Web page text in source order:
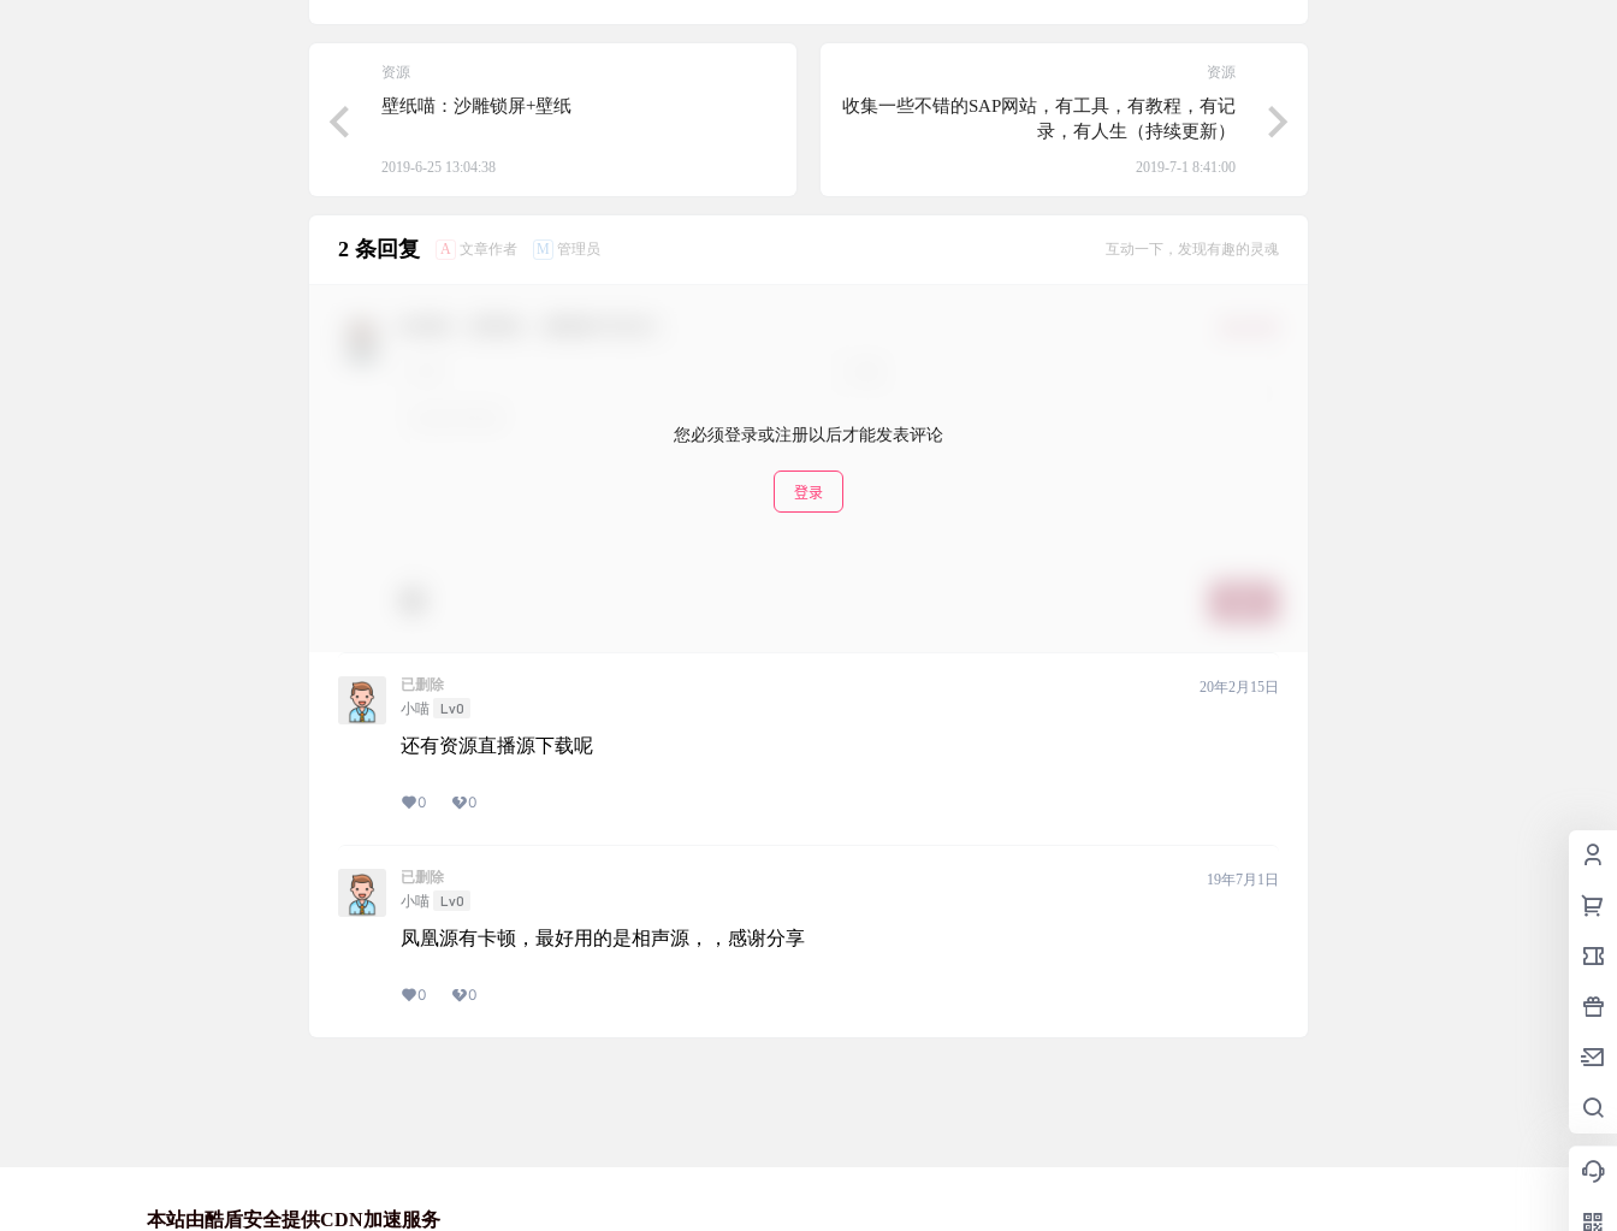
资源
壁纸喵：沙雕锁屏+壁纸
2019-6-25 13:04:38
资源
收集一些不错的SAP网站，有工具，有教程，有记
录，有人生（持续更新）
2019-7-1 8:41:00
2 条回复 A 文章作者 M 管理员 互动一下，发现有趣的灵魂
您必须登录或注册以后才能发表评论
登录
已删除
小喵
Lv0
20年2月15日
还有资源直播源下载呢
0 0
已删除
小喵
Lv0
19年7月1日
凤凰源有卡顿，最好用的是相声源，，感谢分享
0 0
本站由酷盾安全提供CDN加速服务